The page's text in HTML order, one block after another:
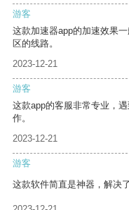
游客
这款加速器app的加速效果
区的线路。
2023-12-21
游客
这款app的客服非常专业，
作。
2023-12-21
游客
这款软件简直是神器，解决